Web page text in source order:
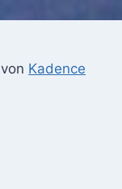
Kadence